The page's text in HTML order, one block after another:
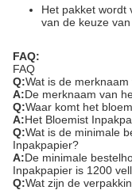
Het pakket wordt
van de keuze van
FAQ:
FAQ
Q:Wat is de
A:De merknaam van
Q:Waar komt het
A:Het Bloemist
Q:Wat is de minimale
Inpakpapier?
A:De minimale
Inpakpapier is 1200
Q:Wat zijn de